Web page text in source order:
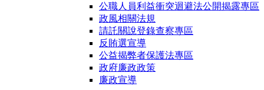
公職人員利益衝突迴避法公開揭露專區
政風相關法規
請託關說登錄查察專區
反賄選宣導
公益揭弊者保護法專區
政府廉政政策
廉政宣導